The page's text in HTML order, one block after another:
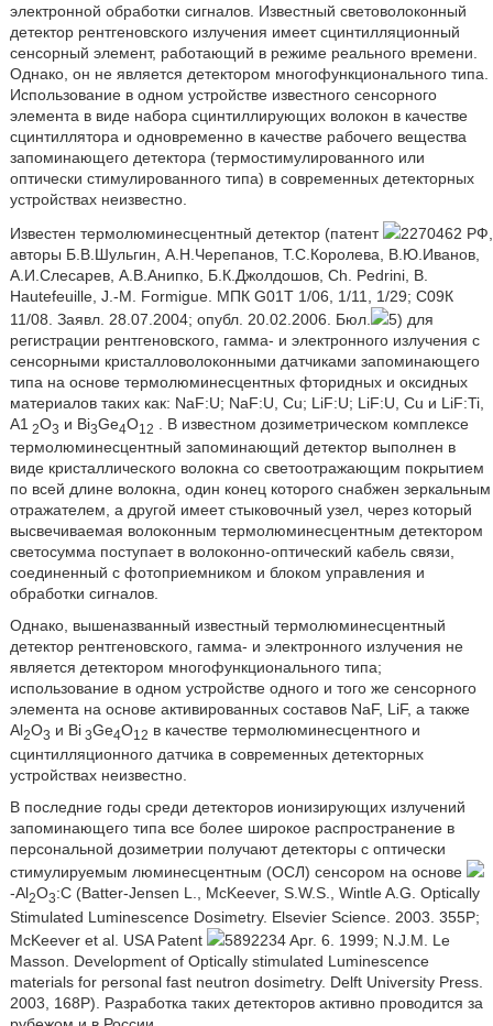
электронной обработки сигналов. Известный световолоконный
детектор рентгеновского излучения имеет сцинтилляционный
сенсорный элемент, работающий в режиме реального времени.
Однако, он не является детектором многофункционального типа.
Использование в одном устройстве известного сенсорного
элемента в виде набора сцинтиллирующих волокон в качестве
сцинтиллятора и одновременно в качестве рабочего вещества
запоминающего детектора (термостимулированного или
оптически стимулированного типа) в современных детекторных
устройствах неизвестно.
Известен термолюминесцентный детектор (патент
2270462 РФ,
авторы Б.В.Шульгин, А.Н.Черепанов, Т.С.Королева, В.Ю.Иванов,
А.И.Слесарев, А.В.Анипко, Б.К.Джолдошов, Ch. Pedrini, В.
Hautefeuille, J.-M. Formigue. МПК G01T 1/06, 1/11, 1/29; С09К
11/08. Заявл. 28.07.2004; опубл. 20.02.2006. Бюл.
5) для
регистрации рентгеновского, гамма- и электронного излучения с
сенсорными кристалловолоконными датчиками запоминающего
типа на основе термолюминесцентных фторидных и оксидных
материалов таких как: NaF:U; NaF:U, Cu; LiF:U; LiF:U, Cu и LiF:Ti,
А1 2O3 и Вi3Gе4O12
. В известном дозиметрическом комплексе
термолюминесцентный запоминающий детектор выполнен в
виде кристаллического волокна со светоотражающим покрытием
по всей длине волокна, один конец которого снабжен зеркальным
отражателем, а другой имеет стыковочный узел, через который
высвечиваемая волоконным термолюминесцентным детектором
светосумма поступает в волоконно-оптический кабель связи,
соединенный с фотоприемником и блоком управления и
обработки сигналов.
Однако, вышеназванный известный термолюминесцентный
детектор рентгеновского, гамма- и электронного излучения не
является детектором многофункционального типа;
использование в одном устройстве одного и того же сенсорного
элемента на основе активированных составов NaF, LiF, a также
Al2O3 и Вi3Gе4O12 в качестве термолюминесцентного и
сцинтилляционного датчика в современных детекторных
устройствах неизвестно.
В последние годы среди детекторов ионизирующих излучений
запоминающего типа все более широкое распространение в
персональной дозиметрии получают детекторы с оптически
стимулируемым люминесцентным (ОСЛ) сенсором на основе
-Аl2O3:С (Batter-Jensen L., McKeever, S.W.S., Wintle A.G. Optically
Stimulated Luminescence Dosimetry. Elsevier Science. 2003. 355P;
McKeever et al. USA Patent
5892234 Apr. 6. 1999; N.J.M. Le
Masson. Development of Optically stimulated Luminescence
materials for personal fast neutron dosimetry. Delft University Press.
2003, 168P). Разработка таких детекторов активно проводится за